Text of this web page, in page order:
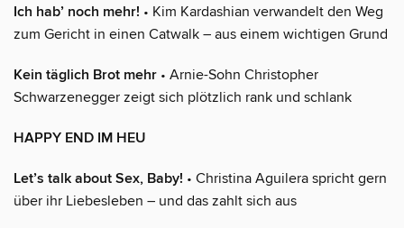
Ich hab’ noch mehr! • Kim Kardashian verwandelt den Weg
zum Gericht in einen Catwalk – aus einem wichtigen Grund
Kein täglich Brot mehr • Arnie-Sohn Christopher
Schwarzenegger zeigt sich plötzlich rank und schlank
HAPPY END IM HEU
Let’s talk about Sex, Baby! • Christina Aguilera spricht gern
über ihr Liebesleben – und das zahlt sich aus